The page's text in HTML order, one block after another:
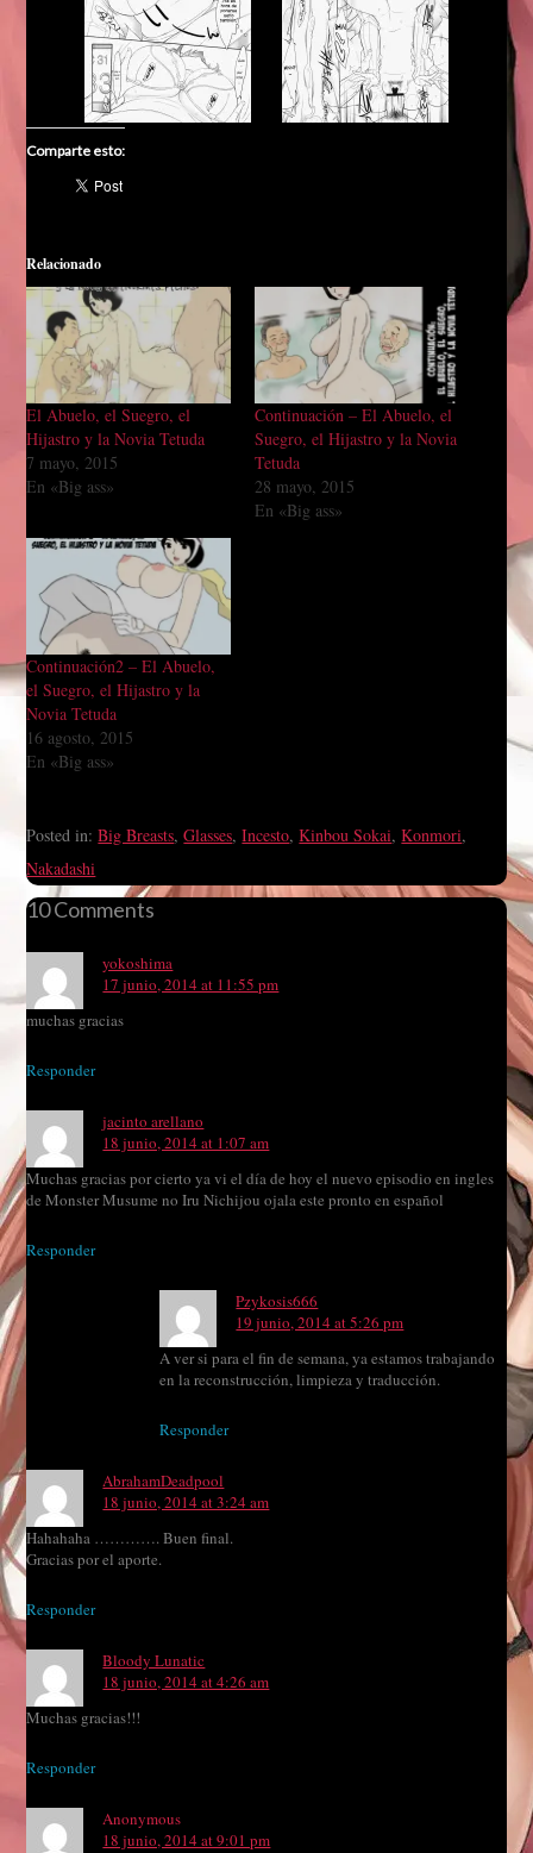
Comparte esto:
Relacionado
El Abuelo, el Suegro, el
Hijastro y la Novia Tetuda
7 mayo, 2015
En «Big ass»
Continuación – El Abuelo, el
Suegro, el Hijastro y la Novia
Tetuda
28 mayo, 2015
En «Big ass»
Continuación2 – El Abuelo,
el Suegro, el Hijastro y la
Novia Tetuda
16 agosto, 2015
En «Big ass»
Posted in:Big Breasts,Glasses,Incesto,Kinbou Sokai,Konmori,
Nakadashi
10 Comments
yokoshima
17 junio, 2014 at 11:55 pm
muchas gracias
Responder
jacinto arellano
18 junio, 2014 at 1:07 am
Muchas gracias por cierto ya vi el día de hoy el nuevo episodio en ingles
de Monster Musume no Iru Nichijou ojala este pronto en español
Responder
Pzykosis666
19 junio, 2014 at 5:26 pm
A ver si para el fin de semana, ya estamos trabajando
en la reconstrucción, limpieza y traducción.
Responder
AbrahamDeadpool
18 junio, 2014 at 3:24 am
Hahahaha …………. Buen final.
Gracias por el aporte.
Responder
Bloody Lunatic
18 junio, 2014 at 4:26 am
Muchas gracias!!!
Responder
Anonymous
18 junio, 2014 at 9:01 pm